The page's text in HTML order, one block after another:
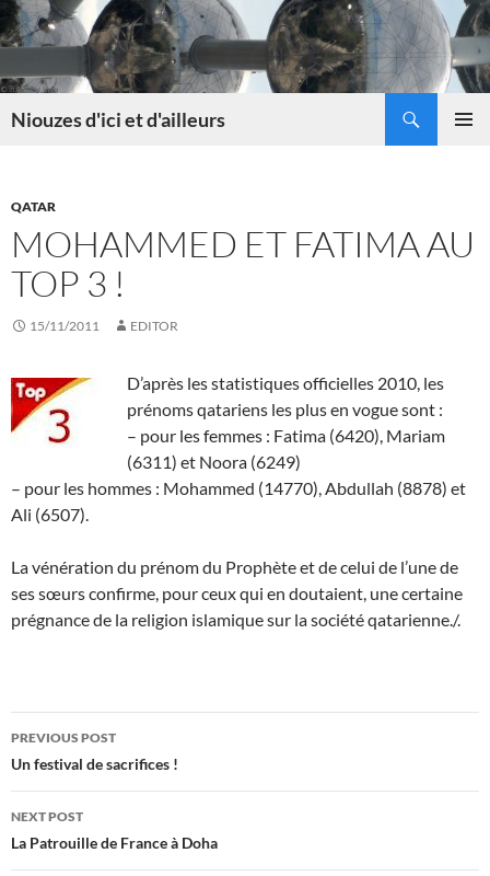
Skip
to
Niouzes d'ici et d'ailleurs
QATAR
MOHAMMED ET FATIMA AU
TOP 3 !
15/11/2011 EDITOR
D’après les statistiques officielles 2010, les
prénoms qatariens les plus en vogue sont :
– pour les femmes : Fatima (6420), Mariam
(6311) et Noora (6249)
– pour les hommes : Mohammed (14770), Abdullah (8878) et
Ali (6507).
La vénération du prénom du Prophète et de celui de l’une de
ses sœurs confirme, pour ceux qui en doutaient, une certaine
prégnance de la religion islamique sur la société qatarienne./.
Post
navigation
PREVIOUS POST
Un festival de sacrifices !
NEXT POST
La Patrouille de France à Doha